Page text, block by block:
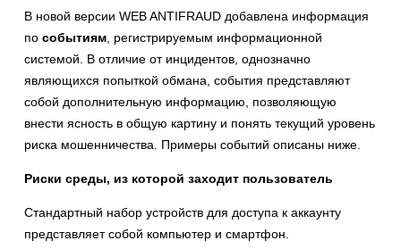
В новой версии WEB ANTIFRAUD добавлена информация
по событиям, регистрируемым информационной
системой. В отличие от инцидентов, однозначно
являющихся попыткой обмана, события представляют
собой дополнительную информацию, позволяющую
внести ясность в общую картину и понять текущий уровень
риска мошенничества. Примеры событий описаны ниже.
Риски среды, из которой заходит пользователь
Стандартный набор устройств для доступа к аккаунту
представляет собой компьютер и смартфон.